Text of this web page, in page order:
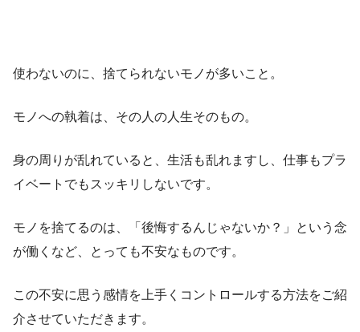
使わないのに、捨てられないモノが多いこと。
モノへの執着は、その人の人生そのもの。
身の周りが乱れていると、生活も乱れますし、仕事もプラ
イベートでもスッキリしないです。
モノを捨てるのは、「後悔するんじゃないか？」という念
が働くなど、とっても不安なものです。
この不安に思う感情を上手くコントロールする方法をご紹
介させていただきます。